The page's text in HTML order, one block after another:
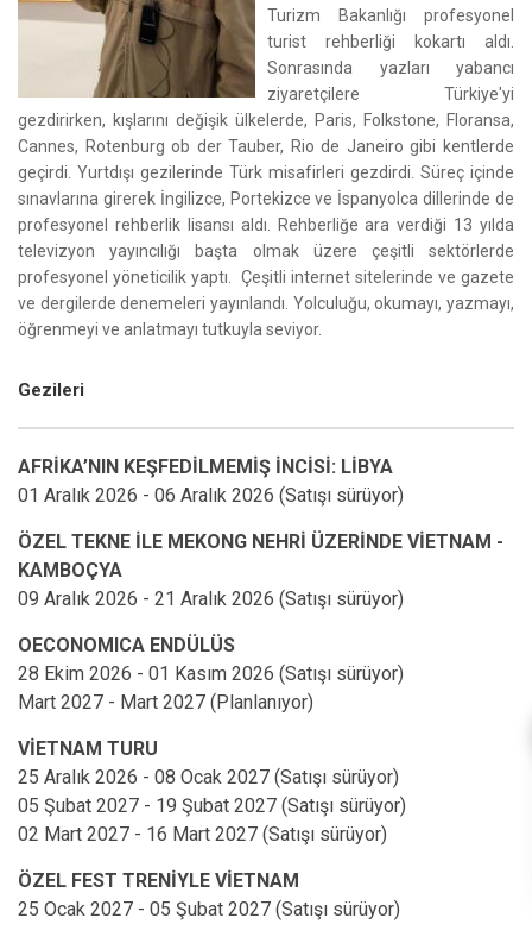
Turizm Bakanlığı profesyonel
turist rehberliği kokartı aldı.
Sonrasında yazları yabancı
ziyaretçilere Türkiye'yi
gezdirirken, kışlarını değişik ülkelerde, Paris, Folkstone, Floransa,
Cannes, Rotenburg ob der Tauber, Rio de Janeiro gibi kentlerde
geçirdi. Yurtdışı gezilerinde Türk misafirleri gezdirdi. Süreç içinde
sınavlarına girerek İngilizce, Portekizce ve İspanyolca dillerinde de
profesyonel rehberlik lisansı aldı. Rehberliğe ara verdiği 13 yılda
televizyon yayıncılığı başta olmak üzere çeşitli sektörlerde
profesyonel yöneticilik yaptı. Çeşitli internet sitelerinde ve gazete
ve dergilerde denemeleri yayınlandı. Yolculuğu, okumayı, yazmayı,
öğrenmeyi ve anlatmayı tutkuyla seviyor.
Gezileri
AFRİKA’NIN KEŞFEDİLMEMİŞ İNCİSİ: LİBYA
ÖZEL TEKNE İLE MEKONG NEHRİ ÜZERİNDE VİETNAM -
KAMBOÇYA
OECONOMICA ENDÜLÜS
VİETNAM TURU
ÖZEL FEST TRENİYLE VİETNAM